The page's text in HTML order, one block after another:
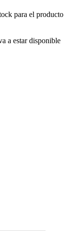
para el producto
a estar disponible